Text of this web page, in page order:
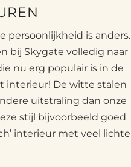
persoonlijkheid is anders.
bij Skygate volledig naar
nu erg populair is in de
interieur! De witte stalen
uitstraling dan onze
stijl bijvoorbeeld goed
interieur met veel lichte